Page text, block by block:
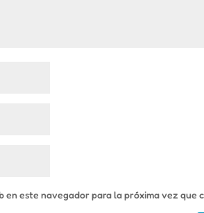
este navegador para la próxima vez que